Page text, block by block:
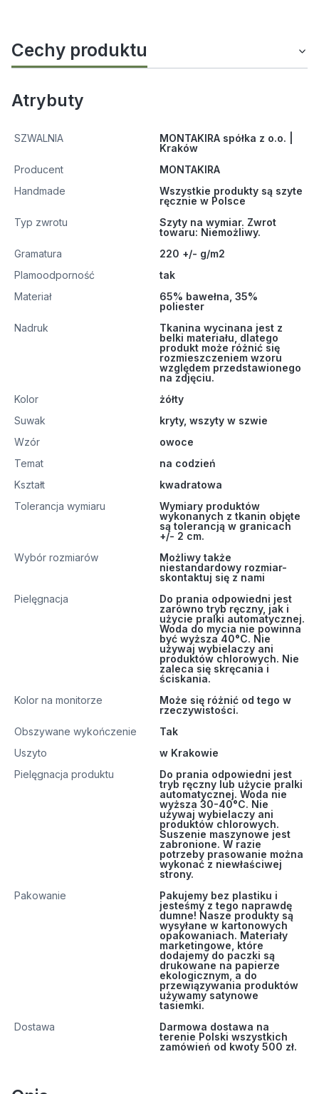
Cechy produktu
Atrybuty
SZWALNIA
MONTAKIRA spółka z o.o. |
Kraków
Producent
MONTAKIRA
Handmade
Wszystkie produkty są szyte
ręcznie w Polsce
Typ zwrotu
Szyty na wymiar. Zwrot
towaru: Niemożliwy.
Gramatura
220 +/- g/m2
Plamoodporność
tak
Materiał
65% bawełna, 35%
poliester
Nadruk
Tkanina wycinana jest z
belki materiału, dlatego
produkt może różnić się
rozmieszczeniem wzoru
względem przedstawionego
na zdjęciu.
Kolor
żółty
Suwak
kryty, wszyty w szwie
Wzór
owoce
Temat
na codzień
Kształt
kwadratowa
Tolerancja wymiaru
Wymiary produktów
wykonanych z tkanin objęte
są tolerancją w granicach
+/- 2 cm.
Wybór rozmiarów
Możliwy także
niestandardowy rozmiar-
skontaktuj się z nami
Pielęgnacja
Do prania odpowiedni jest
zarówno tryb ręczny, jak i
użycie pralki automatycznej.
Woda do mycia nie powinna
być wyższa 40°C. Nie
używaj wybielaczy ani
produktów chlorowych. Nie
zaleca się skręcania i
ściskania.
Kolor na monitorze
Może się różnić od tego w
rzeczywistości.
Obszywane wykończenie
Tak
Uszyto
w Krakowie
Pielęgnacja produktu
Do prania odpowiedni jest
tryb ręczny lub użycie pralki
automatycznej. Woda nie
wyższa 30-40°C. Nie
używaj wybielaczy ani
produktów chlorowych.
Suszenie maszynowe jest
zabronione. W razie
potrzeby prasowanie można
wykonać z niewłaściwej
strony.
Pakowanie
Pakujemy bez plastiku i
jesteśmy z tego naprawdę
dumne! Nasze produkty są
wysyłane w kartonowych
opakowaniach. Materiały
marketingowe, które
dodajemy do paczki są
drukowane na papierze
ekologicznym, a do
przewiązywania produktów
używamy satynowe
tasiemki.
Dostawa
Darmowa dostawa na
terenie Polski wszystkich
zamówień od kwoty 500 zł.